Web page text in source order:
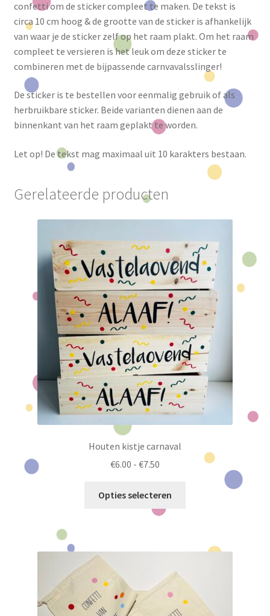
confetti om de sticker compleet te maken. De tekst is
circa 10 cm hoog & de grootte van de sticker is afhankelijk
van waar je de sticker zelf op het raam plakt. Om het raam
compleet te versieren is het leuk om deze sticker te
combineren met de bijpassende carnvavalsslinger!
De sticker is te bestellen voor eenmalig gebruik of als
herbruikbare sticker. Beide varianten dienen aan de
binnenkant van het raam geplakt te worden.
Let op! De tekst mag maximaal uit 10 karakters bestaan.
Gerelateerde producten
Houten kistje carnaval
€6.00 - €7.50 Prijsklasse:
tot
€7.50
Opties selecteren
variaties.
optie
kan
gekozen